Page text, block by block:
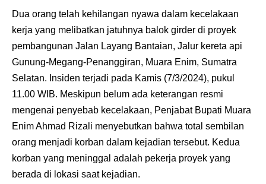
Dua orang telah kehilangan nyawa dalam kecelakaan
kerja yang melibatkan jatuhnya balok girder di proyek
pembangunan Jalan Layang Bantaian, Jalur kereta api
Gunung-Megang-Penanggiran, Muara Enim, Sumatra
Selatan. Insiden terjadi pada Kamis (7/3/2024), pukul
11.00 WIB. Meskipun belum ada keterangan resmi
mengenai penyebab kecelakaan, Penjabat Bupati Muara
Enim Ahmad Rizali menyebutkan bahwa total sembilan
orang menjadi korban dalam kejadian tersebut. Kedua
korban yang meninggal adalah pekerja proyek yang
berada di lokasi saat kejadian.